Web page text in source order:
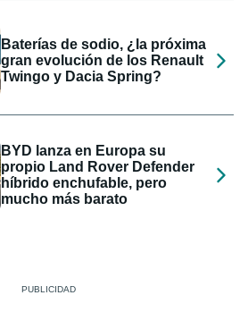
Baterías de sodio, ¿la próxima
gran evolución de los Renault
Twingo y Dacia Spring?
BYD lanza en Europa su
propio Land Rover Defender
híbrido enchufable, pero
mucho más barato